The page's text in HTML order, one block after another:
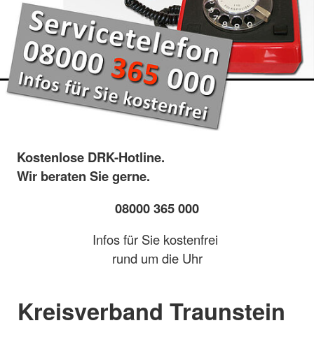
Kostenlose DRK-Hotline.
Wir beraten Sie gerne.
08000 365 000
Infos für Sie kostenfrei
rund um die Uhr
Kreisverband Traunstein